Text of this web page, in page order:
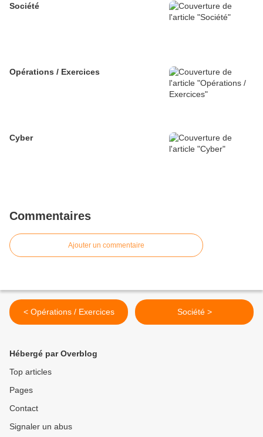
Société
Opérations / Exercices
Cyber
Commentaires
Ajouter un commentaire
< Opérations / Exercices Société >
Hébergé par Overblog
Top articles
Pages
Contact
Signaler un abus